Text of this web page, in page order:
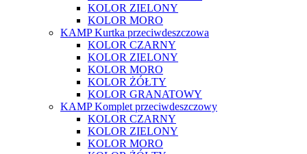
KOLOR ZIELONY
KOLOR MORO
KAMP Kurtka przeciwdeszczowa
KOLOR CZARNY
KOLOR ZIELONY
KOLOR MORO
KOLOR ŻÓŁTY
KOLOR GRANATOWY
KAMP Komplet przeciwdeszczowy
KOLOR CZARNY
KOLOR ZIELONY
KOLOR MORO